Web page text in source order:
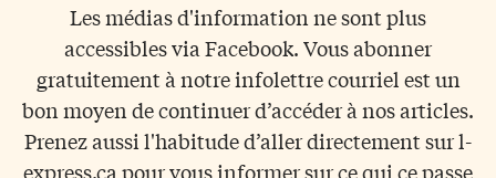
Les médias d'information ne sont plus
accessibles via Facebook. Vous abonner
gratuitement à notre infolettre courriel est un
bon moyen de continuer d’accéder à nos articles.
Prenez aussi l'habitude d’aller directement sur l-
express.ca pour vous informer sur ce qui ce passe